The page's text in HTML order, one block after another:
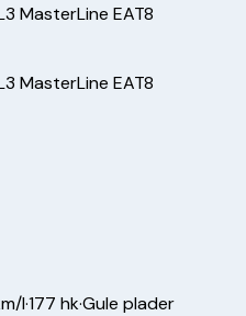
MasterLine EAT8
MasterLine EAT8
l·177 hk·Gule plader